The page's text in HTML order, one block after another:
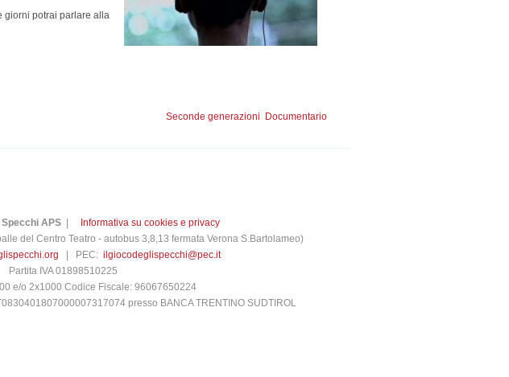
giorni potrai parlare alla
Documentario
Seconde generazioni
APS|
Informativa su cookies e privacy
del Centro Teatro - autobus 3,8,13 fermata Verona S.Bartolameo)
| PEC: ilgiocodeglispecchi@pec.it
Partita IVA 01898510225
e/o 2x1000 Codice Fiscale: 96067650224
presso BANCA TRENTINO SUDTIROL